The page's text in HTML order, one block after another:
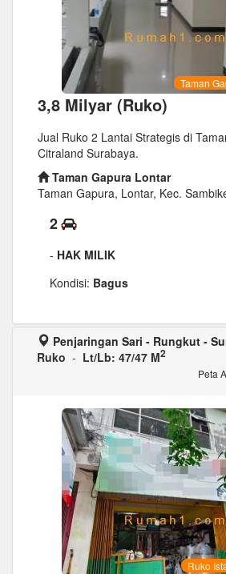
Taman
3,8 Milyar (Ruko)
Jual Ruko 2 Lantai Strategis di
Citraland Surabaya.
Taman Gapura Lontar
Taman Gapura, Lontar, Kec.
2
- HAK MILIK
Kondisi: Bagus
Penjaringan Sari - Rungkut -
Ruko - Lt/Lb: 47/47 M2
Peta
Ruko